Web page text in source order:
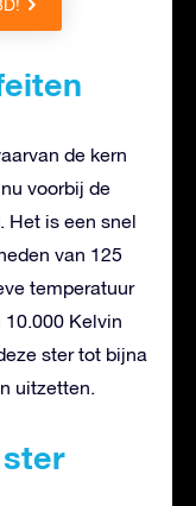
de kern
voorbij de
Het is een snel
van 125
temperatuur
Kelvin
ster tot bijna
uitzetten.